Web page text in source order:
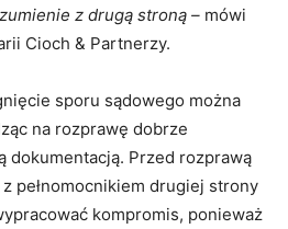
z drugą stroną – mówi
Cioch & Partnerzy.
sporu sądowego można
na rozprawę dobrze
dokumentacją. Przed rozprawą
pełnomocnikiem drugiej strony
kompromis, ponieważ